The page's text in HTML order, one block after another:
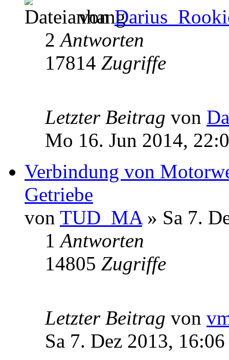
von
2Antworten
17814 Zugriffe
Letzter Beitrag von
Mo 16. Jun 2014,
Verbindung von
Getriebe
von TUD_MA» Sa 7.
1Antworten
14805 Zugriffe
Letzter Beitrag von
Sa 7. Dez 2013, 16:06